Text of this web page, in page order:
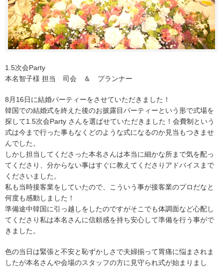
1.5次会Party
本名智子様 担当 司会 ＆ プランナー
8月16日に結婚パーティーをさせていただきました！
韓国での結婚式を終えた後のお披露目パーティーという形で式場を
探して1.5次会Party さんを選ばせていただきました！会費制という
式は今まで行った事もなくどのような式になるのか見当もつきませ
んでした。
しかし担当してくださった本名さんは本当に細かな所まで気を配っ
てくださり、分からない事はすぐに教えてくださりアドバイスまで
くださいました。
私も当時接客業をしていたので、こういう事が接客業のプロだなと
何度も感動しました！
準備途中韓国に引っ越しをしたのですがそこでも体調面など心配し
てくださり私は本名さんに信頼感を持ち安心して準備を行う事がで
きました。
色の当日は緊張と不安と恥ずかしさで夫婦揃って胃痛に悩まされま
したが本名さんや会場のスタッフの方に見守られ式が始まりまし